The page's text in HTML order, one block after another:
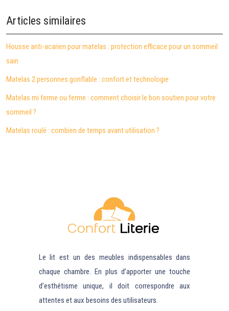
Articles similaires
Housse anti-acarien pour matelas : protection efficace pour un sommeil
sain
Matelas 2 personnes gonflable : confort et technologie
Matelas mi ferme ou ferme : comment choisir le bon soutien pour votre
sommeil ?
Matelas roulé : combien de temps avant utilisation ?
Le lit est un des meubles indispensables dans
chaque chambre. En plus d’apporter une touche
d’esthétisme unique, il doit correspondre aux
attentes et aux besoins des utilisateurs.